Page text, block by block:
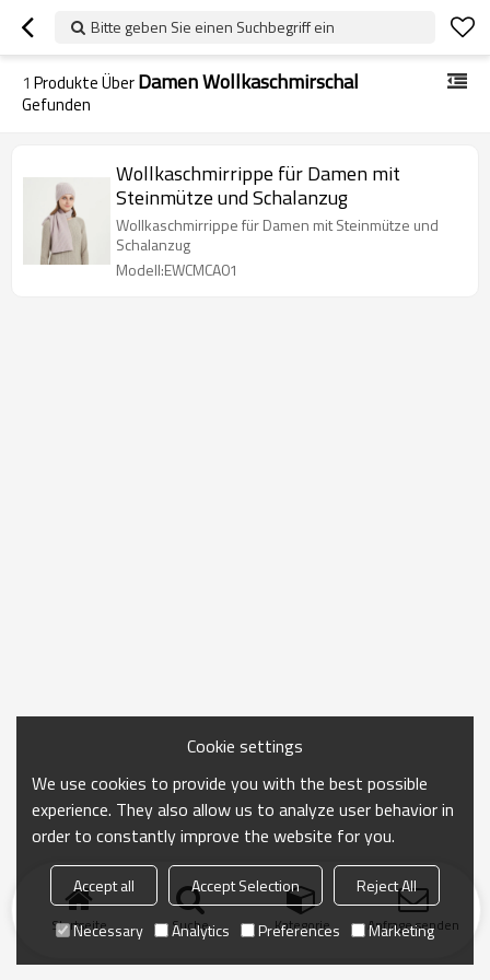
Bitte geben Sie einen Suchbegriff ein
1 Produkte ÜberDamen Wollkaschmirschal
Gefunden
Wollkaschmirrippe für Damen mit
Steinmütze und Schalanzug
Wollkaschmirrippe für Damen mit Steinmütze und
Schalanzug
Modell:EWCMCA01
Startseite Suche Kategorie Anfrage senden
Cookie settings
We use cookies to provide you with the best possible
experience. They also allow us to analyze user behavior in
order to constantly improve the website for you.
Accept all Accept Selection
Reject All
Necessary
Analytics Preferences Marketing